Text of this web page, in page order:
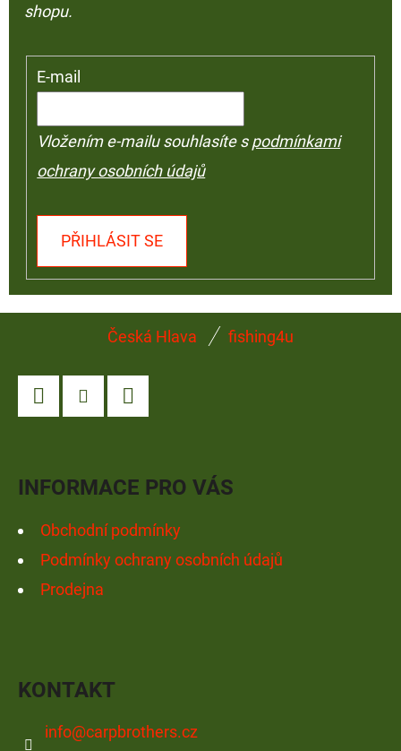
shopu.
E-mail
Vložením e-mailu souhlasíte spodmínkami
ochrany osobních údajů
PŘIHLÁSIT SE
Česká Hlava fishing4u
INFORMACE PRO VÁS
Obchodní podmínky
Podmínky ochrany osobních údajů
Prodejna
KONTAKT
info@carpbrothers.cz